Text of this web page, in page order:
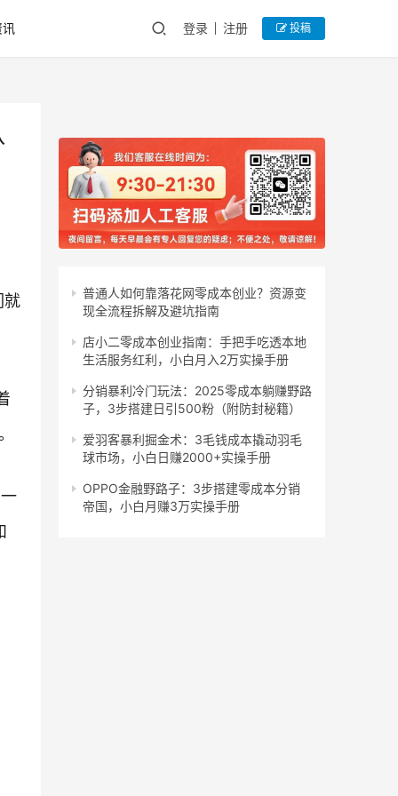
讯 登录 注册 投稿
就
普通人如何靠落花网零成本创业？资源变
现全流程拆解及避坑指南
店小二零成本创业指南：手把手吃透本地
生活服务红利，小白月入2万实操手册
分销暴利冷门玩法：2025零成本躺赚野路
子，3步搭建日引500粉（附防封秘籍）
爱羽客暴利掘金术：3毛钱成本撬动羽毛
球市场，小白日赚2000+实操手册
OPPO金融野路子：3步搭建零成本分销
帝国，小白月赚3万实操手册